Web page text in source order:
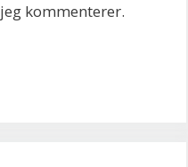
kommenterer.